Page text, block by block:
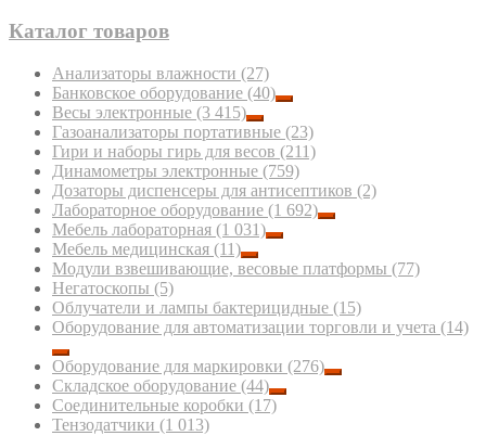
Каталог товаров
Анализаторы влажности (27)
Банковское оборудование (40)
Весы электронные (3 415)
Газоанализаторы портативные (23)
Гири и наборы гирь для весов (211)
Динамометры электронные (759)
Дозаторы диспенсеры для антисептиков (2)
Лабораторное оборудование (1 692)
Мебель лабораторная (1 031)
Мебель медицинская (11)
Модули взвешивающие, весовые платформы (77)
Негатоскопы (5)
Облучатели и лампы бактерицидные (15)
Оборудование для автоматизации торговли и учета (14)
Оборудование для маркировки (276)
Складское оборудование (44)
Соединительные коробки (17)
Тензодатчики (1 013)